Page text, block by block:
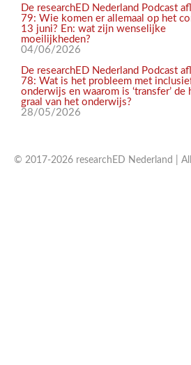
De researchED Nederland Podcast
79: Wie komen er allemaal op het
13 juni? En: wat zijn wenselijke
moeilijkheden?
04/06/2026
De researchED Nederland Podcast
78: Wat is het probleem met
onderwijs en waarom is ‘transfer’ de
graal van het onderwijs?
28/05/2026
© 2017-2026 researchED Nederland |